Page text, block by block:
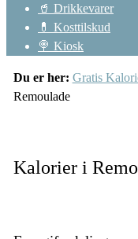
🥤 Drikkevarer
💊 Kosttilskud
🍭 Kiosk
Du er her: Gratis
Remoulade
Kalorier i